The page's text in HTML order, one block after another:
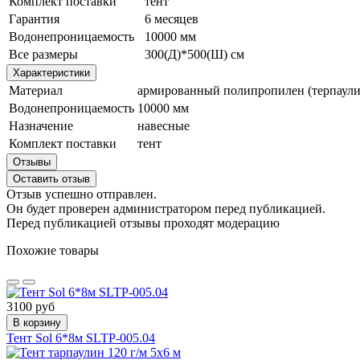
Гарантия
6 месяцев
Водонепроницаемость
10000 мм
Все размеры
300(Д)*500(Ш) см
Характеристики
Материал
армированный полипропилен
Водонепроницаемость 10000 мм
Назначение
навесные
Комплект поставки
тент
Отзывы
Оставить отзыв
Отзыв успешно отправлен.
Он будет проверен администратором перед публикацией.
Перед публикацией отзывы проходят модерацию
Похожие товары
3100 руб
В корзину
Тент Sol 6*8м SLTP-005.04